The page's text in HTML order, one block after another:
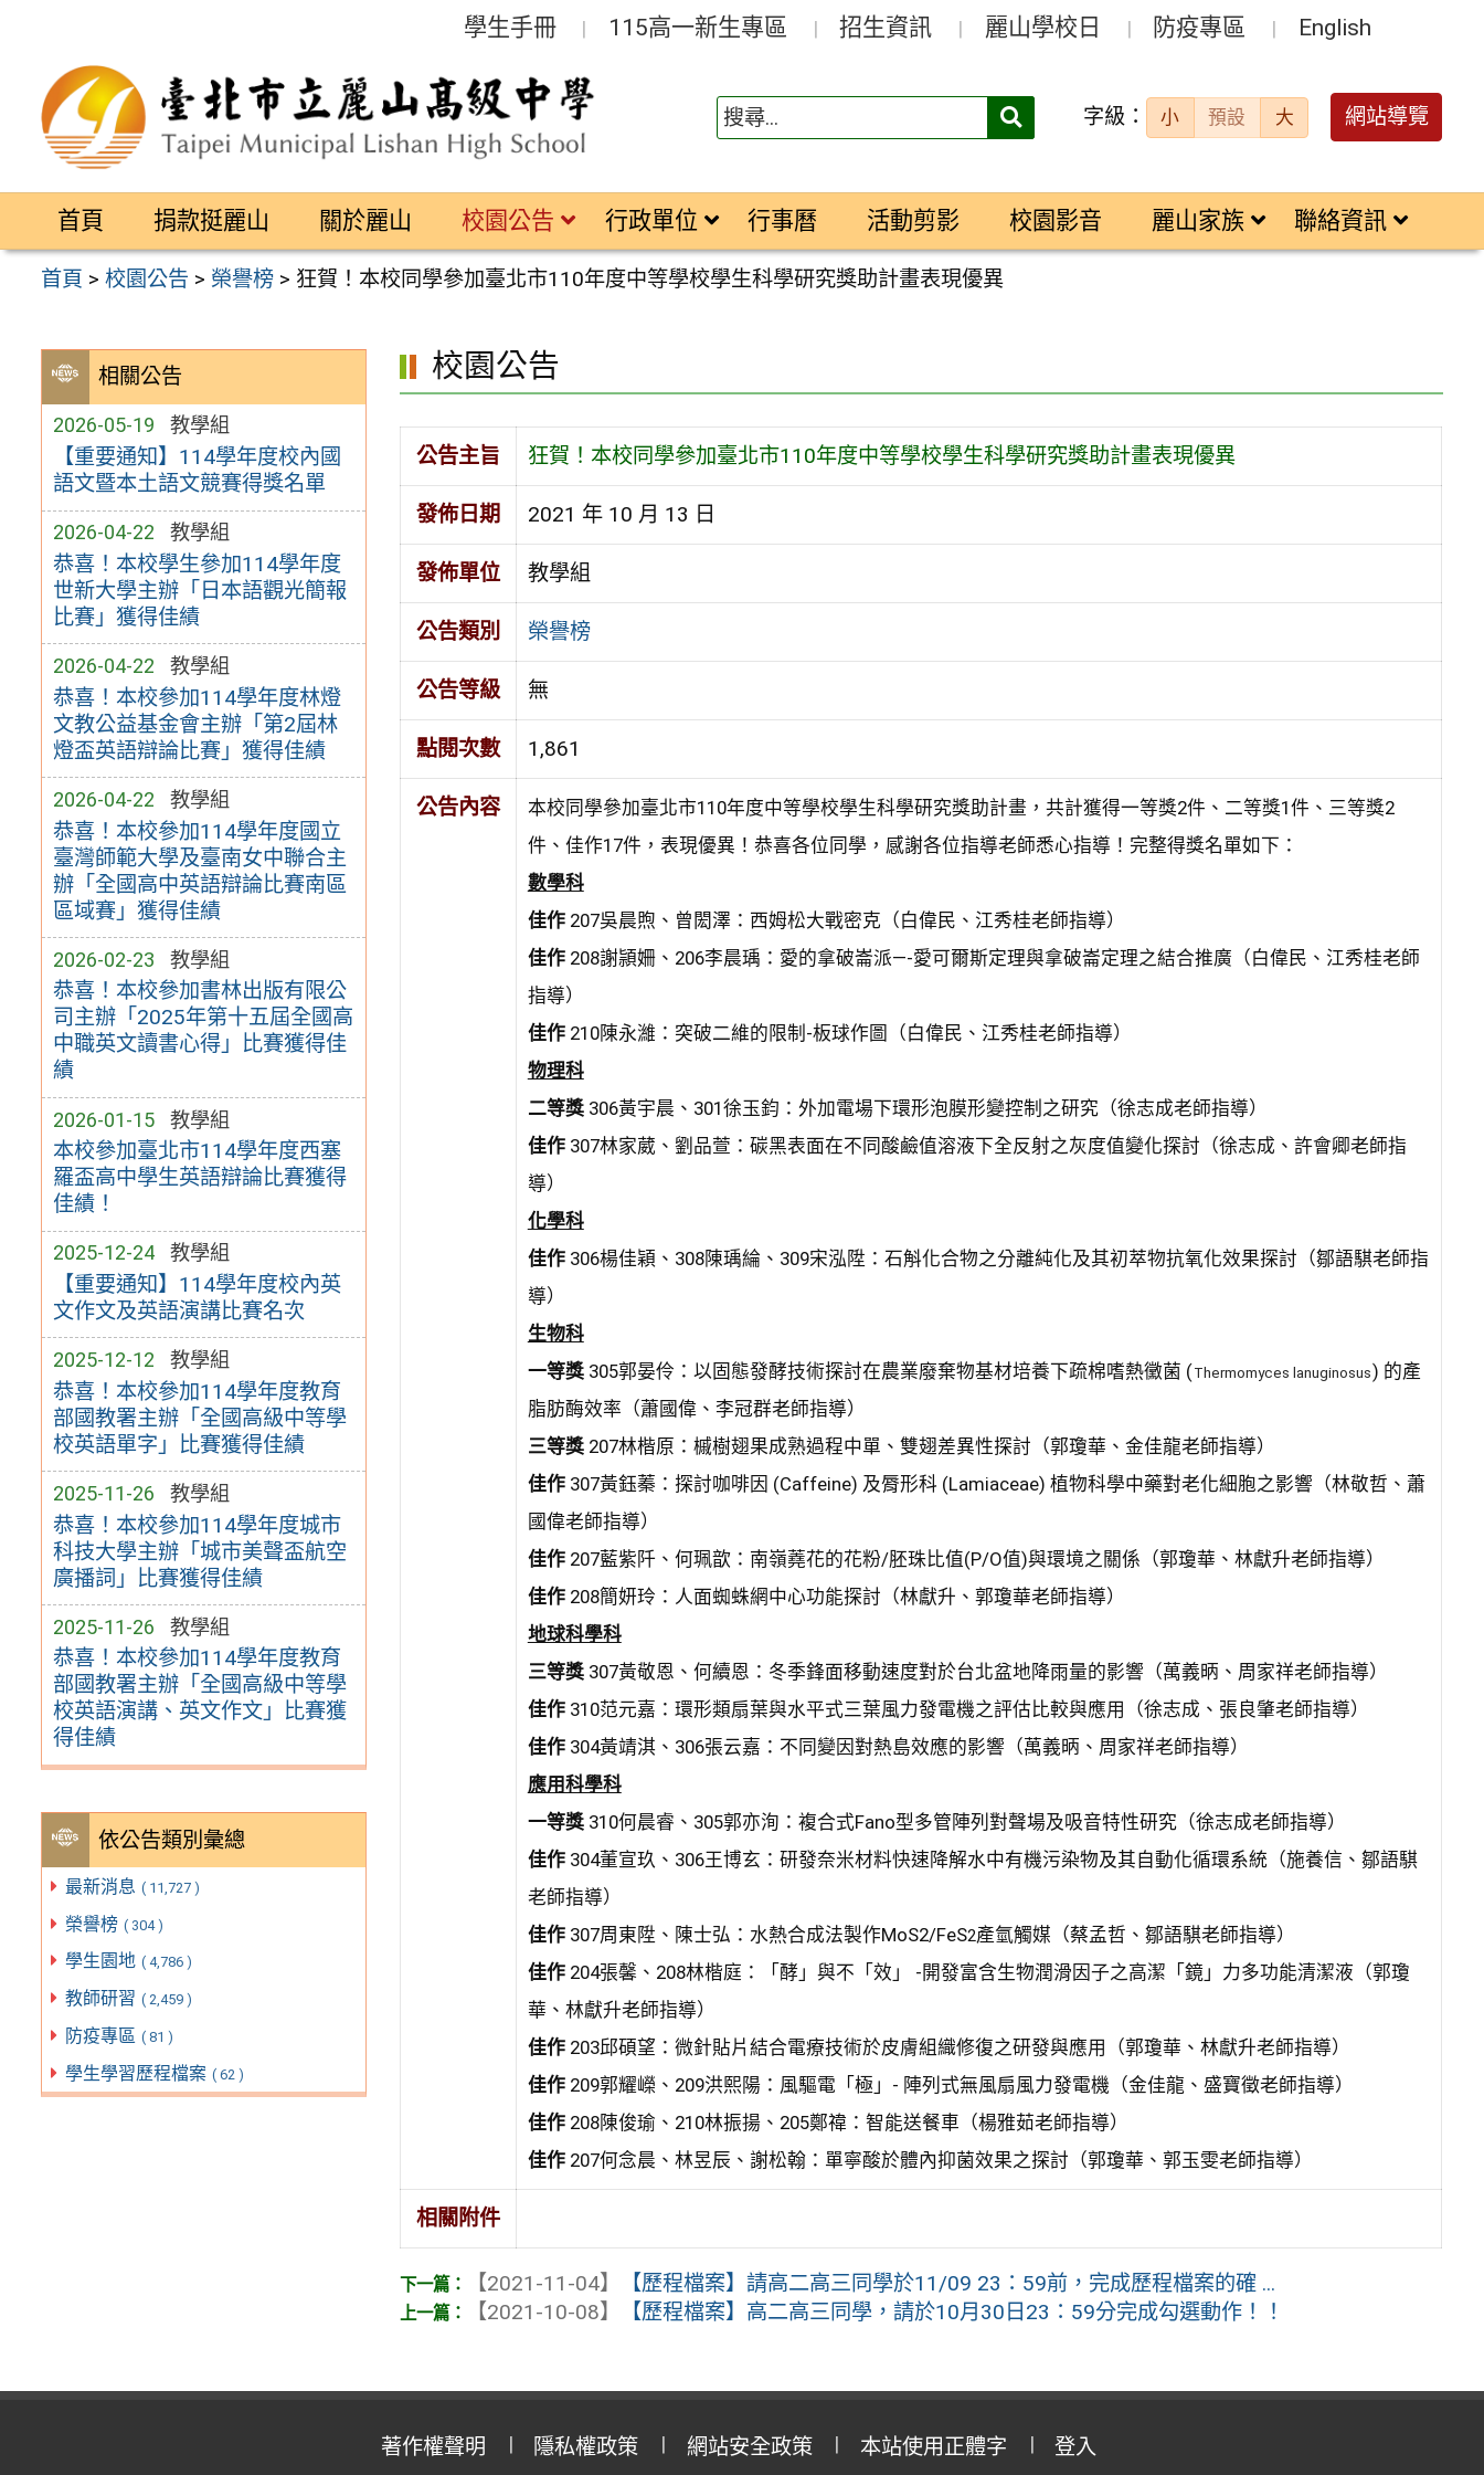
區
學生手冊 115高一新生專區 招生資訊 麗山學校日 防疫專區 English
搜
字級： 小 預設 大 網站導覽
首頁 捐款挺麗山 關於麗山 校園公告 行政單位 行事曆 活動剪影 校園影音 麗山家族 聯絡資訊
首頁 >校園公告 > 榮譽榜 > 狂賀！本校同學參加臺北市110年度中等學校學生科學研究獎助計畫表現優異
相關公告
2026-05-19 教學組
【重要通知】114學年度校內國
語文暨本土語文競賽得獎名單
2026-04-22 教學組
恭喜！本校學生參加114學年度
世新大學主辦「日本語觀光簡報
比賽」獲得佳績
2026-04-22 教學組
恭喜！本校參加114學年度林燈
文教公益基金會主辦「第2屆林
燈盃英語辯論比賽」獲得佳績
2026-04-22 教學組
恭喜！本校參加114學年度國立
臺灣師範大學及臺南女中聯合主
辦「全國高中英語辯論比賽南區
區域賽」獲得佳績
2026-02-23 教學組
恭喜！本校參加書林出版有限公
司主辦「2025年第十五屆全國高
中職英文讀書心得」比賽獲得佳
績
2026-01-15 教學組
本校參加臺北市114學年度西塞
羅盃高中學生英語辯論比賽獲得
佳績！
2025-12-24 教學組
【重要通知】114學年度校內英
文作文及英語演講比賽名次
2025-12-12 教學組
恭喜！本校參加114學年度教育
部國教署主辦「全國高級中等學
校英語單字」比賽獲得佳績
2025-11-26 教學組
恭喜！本校參加114學年度城市
科技大學主辦「城市美聲盃航空
廣播詞」比賽獲得佳績
2025-11-26 教學組
恭喜！本校參加114學年度教育
部國教署主辦「全國高級中等學
校英語演講、英文作文」比賽獲
得佳績
依公告類別彙總
最新消息 ( 11,727 )
榮譽榜 ( 304 )
學生園地 ( 4,786 )
教師研習 ( 2,459 )
防疫專區 ( 81 )
學生學習歷程檔案 ( 62 )
校園公告
公告主旨 狂賀！本校同學參加臺北市110年度中等學校學生科學研究獎助計畫表現優異
發佈日期 2021 年 10 月 13 日
發佈單位 教學組
公告類別 榮譽榜
公告等級 無
點閱次數 1,861
公告內容
本校同學參加臺北市110年度中等學校學生科學研究獎助計畫，共計獲得一等獎2件、二等獎1件、三等獎2
件、佳作17件，表現優異！恭喜各位同學，感謝各位指導老師悉心指導！完整得獎名單如下：
數學科
佳作207吳晨煦、曾閎澤：西姆松大戰密克（白偉民、江秀桂老師指導）
佳作208謝頴姍、206李晨瑀：愛的拿破崙派—-愛可爾斯定理與拿破崙定理之結合推廣（白偉民、江秀桂老師
指導）
佳作210陳永濰：突破二維的限制-板球作圖（白偉民、江秀桂老師指導）
物理科
二等獎306黃宇晨、301徐玉鈞：外加電場下環形泡膜形變控制之研究（徐志成老師指導）
佳作307林家葳、劉品萱：碳黑表面在不同酸鹼值溶液下全反射之灰度值變化探討（徐志成、許會卿老師指
導）
化學科
佳作306楊佳穎、308陳瑀綸、309宋泓陞：石斛化合物之分離純化及其初萃物抗氧化效果探討（鄒語騏老師指
導）
生物科
一等獎305郭晏伶：以固態發酵技術探討在農業廢棄物基材培養下疏棉嗜熱黴菌 (Thermomyces lanuginosus) 的產
脂肪酶效率（蕭國偉、李冠群老師指導）
三等獎207林楷原：槭樹翅果成熟過程中單、雙翅差異性探討（郭瓊華、金佳龍老師指導）
佳作307黃鈺蓁：探討咖啡因 (Caffeine) 及脣形科 (Lamiaceae) 植物科學中藥對老化細胞之影響（林敬哲、蕭
國偉老師指導）
佳作207藍紫阡、何珮歆：南嶺蕘花的花粉/胚珠比值(P/O值)與環境之關係（郭瓊華、林獻升老師指導）
佳作208簡妍玲：人面蜘蛛網中心功能探討（林獻升、郭瓊華老師指導）
地球科學科
三等獎307黃敬恩、何續恩：冬季鋒面移動速度對於台北盆地降雨量的影響（萬義昞、周家祥老師指導）
佳作310范元嘉：環形類扇葉與水平式三葉風力發電機之評估比較與應用（徐志成、張良肇老師指導）
佳作304黃靖淇、306張云嘉：不同變因對熱島效應的影響（萬義昞、周家祥老師指導）
應用科學科
一等獎310何晨睿、305郭亦洵：複合式Fano型多管陣列對聲場及吸音特性研究（徐志成老師指導）
佳作304董宣玖、306王博玄：研發奈米材料快速降解水中有機污染物及其自動化循環系統（施養信、鄒語騏
老師指導）
佳作307周東陞、陳士弘：水熱合成法製作MoS2/FeS2產氫觸媒（蔡孟哲、鄒語騏老師指導）
佳作204張馨、208林楷庭：「酵」與不「效」 -開發富含生物潤滑因子之高潔「鏡」力多功能清潔液（郭瓊
華、林獻升老師指導）
佳作203邱碩望：微針貼片結合電療技術於皮膚組織修復之研發與應用（郭瓊華、林獻升老師指導）
佳作209郭耀嶸、209洪熙陽：風驅電「極」- 陣列式無風扇風力發電機（金佳龍、盛寶徵老師指導）
佳作208陳俊瑜、210林振揚、205鄭禕：智能送餐車（楊雅茹老師指導）
佳作207何念晨、林昱辰、謝松翰：單寧酸於體內抑菌效果之探討（郭瓊華、郭玉雯老師指導）
相關附件
【2021-11-04】
【歷程檔案】請高二高三同學於11/09 23：59前，完成歷程檔案的確 ...
【2021-10-08】
【歷程檔案】高二高三同學，請於10月30日23：59分完成勾選動作！！
著作權聲明 隱私權政策 網站安全政策 本站使用正體字 登入